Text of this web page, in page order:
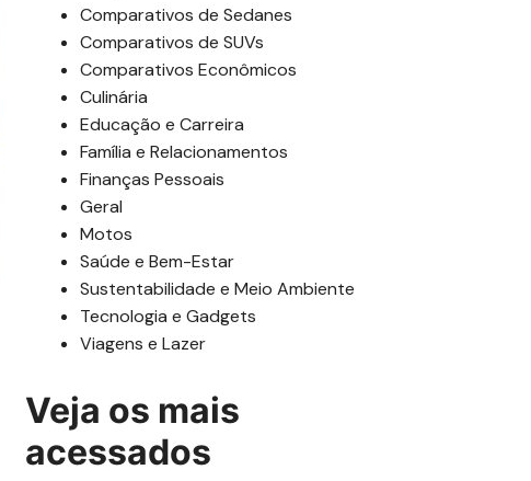
Comparativos de Sedanes
Comparativos de SUVs
Comparativos Econômicos
Culinária
Educação e Carreira
Família e Relacionamentos
Finanças Pessoais
Geral
Motos
Saúde e Bem-Estar
Sustentabilidade e Meio Ambiente
Tecnologia e Gadgets
Viagens e Lazer
Veja os mais
acessados